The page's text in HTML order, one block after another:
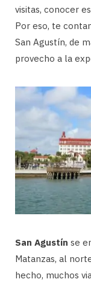
visitas, conocer
Por eso, te
San Agustín, de
provecho a la
San Agustín se
Matanzas, al
hecho, muchos